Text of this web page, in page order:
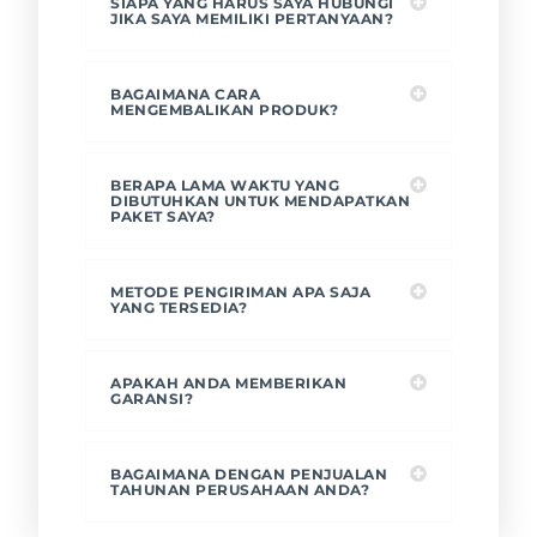
JIKA SAYA MEMILIKI PERTANYAAN?
BAGAIMANA CARA
MENGEMBALIKAN PRODUK?
BERAPA LAMA WAKTU YANG
DIBUTUHKAN UNTUK MENDAPATKAN
PAKET SAYA?
METODE PENGIRIMAN APA SAJA
YANG TERSEDIA?
APAKAH ANDA MEMBERIKAN
GARANSI?
BAGAIMANA DENGAN PENJUALAN
TAHUNAN PERUSAHAAN ANDA?